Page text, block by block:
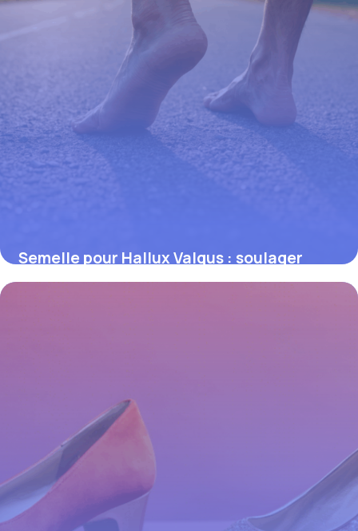
Semelle pour Hallux Valgus : soulager
efficacement la douleur du pied